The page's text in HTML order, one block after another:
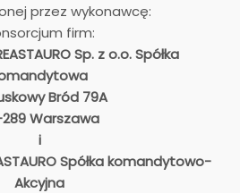
przez wykonawcę:
firm:
Sp. z o.o. Spółka
Bród 79A
Warszawa
i
Spółka komandytowo-
Akcyjna